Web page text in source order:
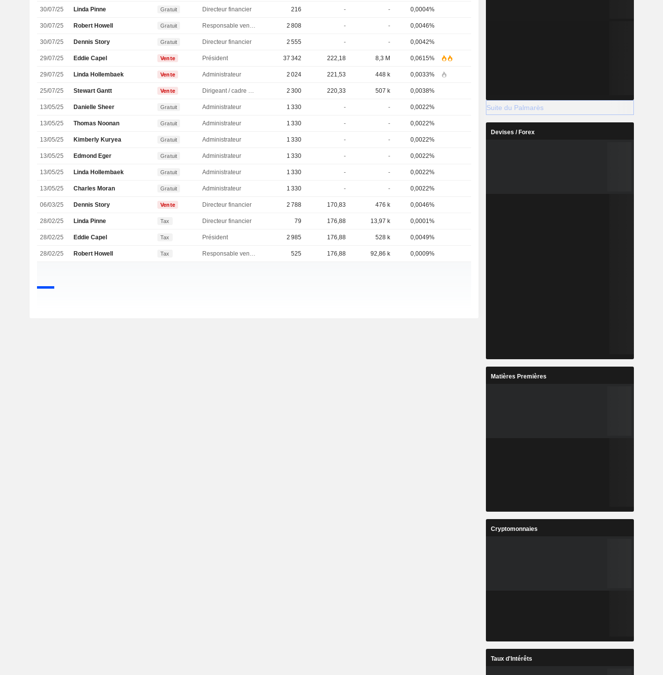
30/07/25 Linda Pinne Gratuit Directeur financier 216 - - 0,0004%
30/07/25 Robert Howell Gratuit Responsable ventes & marketing 2 808 - - 0,0046%
30/07/25 Dennis Story Gratuit Directeur financier 2 555 - - 0,0042%
29/07/25 Eddie Capel Vente Président 37 342 222,18 8,3 M 0,0615%
29/07/25 Linda Hollembaek Vente Administrateur 2 024 221,53 448 k 0,0033%
25/07/25 Stewart Gantt Vente Dirigeant / cadre principal 2 300 220,33 507 k 0,0038%
13/05/25 Danielle Sheer Gratuit Administrateur 1 330 - - 0,0022%
13/05/25 Thomas Noonan Gratuit Administrateur 1 330 - - 0,0022%
13/05/25 Kimberly Kuryea Gratuit Administrateur 1 330 - - 0,0022%
13/05/25 Edmond Eger Gratuit Administrateur 1 330 - - 0,0022%
13/05/25 Linda Hollembaek Gratuit Administrateur 1 330 - - 0,0022%
13/05/25 Charles Moran Gratuit Administrateur 1 330 - - 0,0022%
06/03/25 Dennis Story Vente Directeur financier 2 788 170,83 476 k 0,0046%
28/02/25 Linda Pinne Tax Directeur financier 79 176,88 13,97 k 0,0001%
28/02/25 Eddie Capel Tax Président 2 985 176,88 528 k 0,0049%
28/02/25 Robert Howell Tax Responsable ventes & marketing 525 176,88 92,86 k 0,0009%
Suite du Palmarès
Devises / Forex
Matières Premières
Cryptomonnaies
Taux d'Intérêts